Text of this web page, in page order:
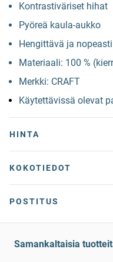
Kontrastiväriset hihat
Pyöreä kaula-aukko
Hengittävä ja
Materiaali: 100 %
Merkki: CRAFT
Käytettävissä olevat
HINTA
KOKOTIEDOT
POSTITUS
Samankaltaisia